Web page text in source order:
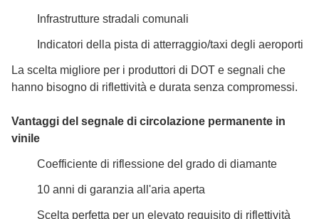
Infrastrutture stradali comunali
Indicatori della pista di atterraggio/taxi degli aeroporti
La scelta migliore per i produttori di DOT e segnali che
hanno bisogno di riflettività e durata senza compromessi.
Vantaggi del segnale di circolazione permanente in
vinile
Coefficiente di riflessione del grado di diamante
10 anni di garanzia all'aria aperta
Scelta perfetta per un elevato requisito di riflettività